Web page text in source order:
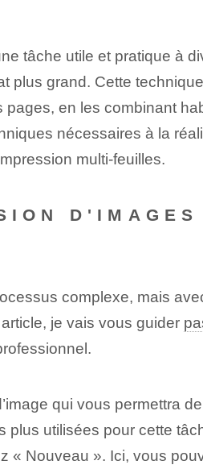
tâche utile et pratique à
plus grand. Cette
en les combinant
nécessaires à la
multi-feuilles.
complexe, mais
je vais vous guider
qui vous permettra
plus utilisées pour cette
« Nouveau ». Ici, vous